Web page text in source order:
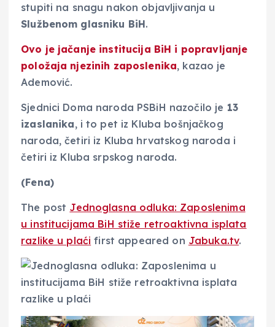
stupiti na snagu nakon objavljivanja u
Službenom glasniku BiH.
Ovo je jačanje institucija BiH i popravljanje
položaja njezinih zaposlenika, kazao je
Ademović.
Sjednici Doma naroda PSBiH nazočilo je 13
izaslanika, i to pet iz Kluba bošnjačkog
naroda, četiri iz Kluba hrvatskog naroda i
četiri iz Kluba srpskog naroda.
(Fena)
The post Jednoglasna odluka: Zaposlenima
u institucijama BiH stiže retroaktivna isplata
razlike u plaći first appeared on Jabuka.tv.